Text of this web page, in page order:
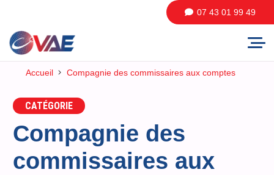
07 43 01 99 49
Accueil Compagnie des commissaires aux comptes
CATÉGORIE
Compagnie des
commissaires aux